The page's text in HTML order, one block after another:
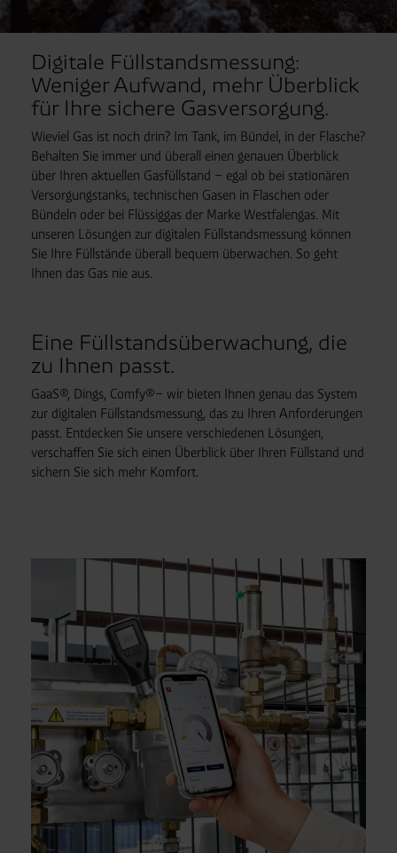
Digitale Füllstandsmessung:
Weniger Aufwand, mehr Überblick
für Ihre sichere Gasversorgung.
Wieviel Gas ist noch drin? Im Tank, im Bündel, in der Flasche?
Behalten Sie immer und überall einen genauen Überblick
über Ihren aktuellen Gasfüllstand – egal ob bei stationären
Versorgungstanks, technischen Gasen in Flaschen oder
Bündeln oder bei Flüssiggas der Marke Westfalengas. Mit
unseren Lösungen zur digitalen Füllstandsmessung können
Sie Ihre Füllstände überall bequem überwachen. So geht
Ihnen das Gas nie aus.
Eine Füllstandsüberwachung, die
zu Ihnen passt.
GaaS®, Dings, Comfy®– wir bieten Ihnen genau das System
zur digitalen Füllstandsmessung, das zu Ihren Anforderungen
passt. Entdecken Sie unsere verschiedenen Lösungen,
verschaffen Sie sich einen Überblick über Ihren Füllstand und
sichern Sie sich mehr Komfort.